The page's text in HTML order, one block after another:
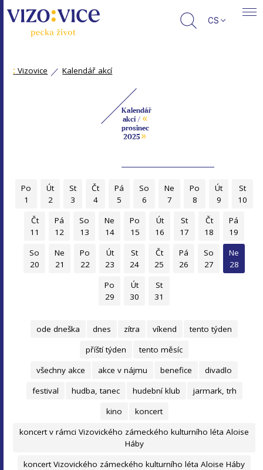
CS
: Vizovice Kalendář akcí
Kalendář
akcí / «
prosinec
2025»
Po
1
Út
2
St
3
Čt
4
Pá
5
So
6
Ne
7
Po
8
Út
9
St
10
Čt
11
Pá
12
So
13
Ne
14
Po
15
Út
16
St
17
Čt
18
Pá
19
So
20
Ne
21
Po
22
Út
23
St
24
Čt
25
Pá
26
So
27
Ne
28
Po
29
Út
30
St
31
ode dneška dnes zítra víkend
tento týden
příští týden
tento měsíc
všechny akce
akce v nájmu benefice
divadlo
festival
hudba, tanec hudební klub
jarmark, trh
kino
koncert
koncert v rámci Vizovického zámeckého kulturního léta Aloise
Háby
koncert Vizovického zámeckého kulturního léta Aloise Háby